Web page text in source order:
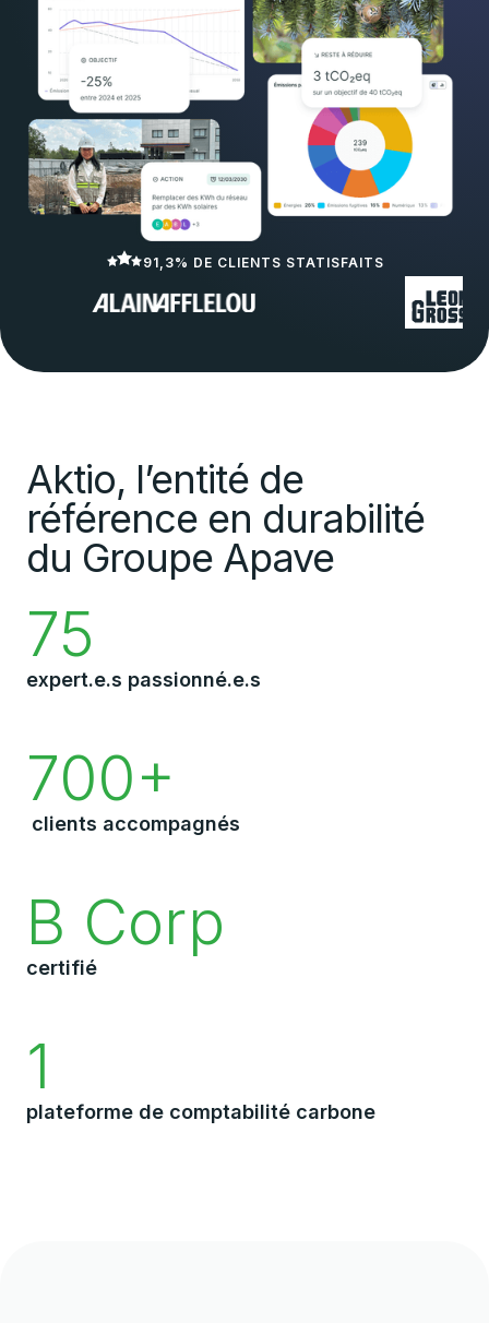
91,3% DE CLIENTS STATISFAITS
Aktio, l’entité de
référence en durabilité
du Groupe Apave
75
expert.e.s passionné.e.s
700+
clients accompagnés
B Corp
certifié
1
plateforme de comptabilité carbone